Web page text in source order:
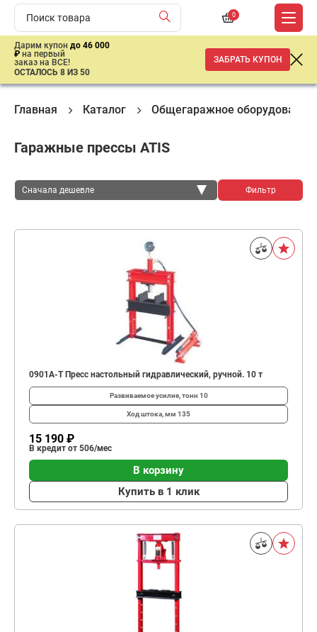
0
Дарим купон до 46 000
₽ на первый
заказ на ВСЕ!
ОСТАЛОСЬ 8 ИЗ 50
ЗАБРАТЬ КУПОН
Главная Каталог Общегаражное оборудование
Гаражные прессы ATIS
Сначала дешевле Фильтр
0901A-T Пресс настольный гидравлический, ручной. 10 т
Развиваемое усилие, тонн 10
Ход штока, мм 135
15 190 ₽
В кредит от 506/мес
В корзину
Купить в 1 клик